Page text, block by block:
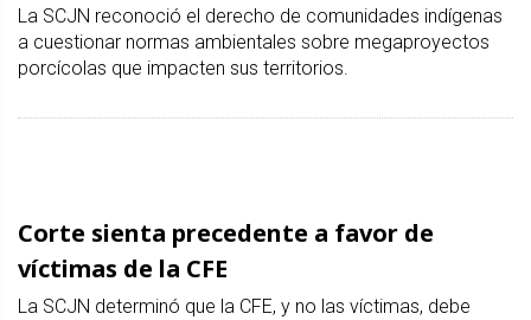
La SCJN reconoció el derecho de comunidades indígenas
a cuestionar normas ambientales sobre megaproyectos
porcícolas que impacten sus territorios.
Corte sienta precedente a favor de
víctimas de la CFE
La SCJN determinó que la CFE, y no las víctimas, debe